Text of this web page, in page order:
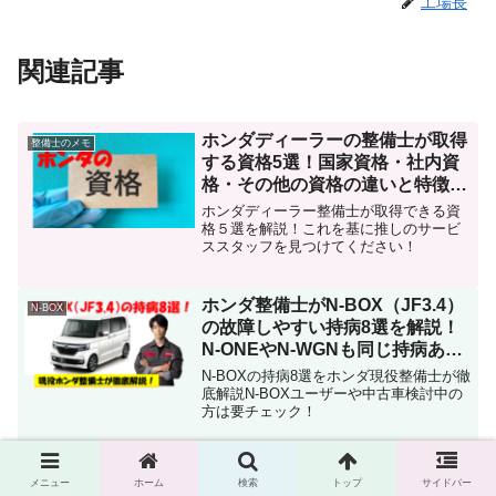
関連記事
整備士のメモ
ホンダディーラーの整備士が取得
する資格5選！国家資格・社内資
格・その他の資格の違いと特徴を
解説
ホンダディーラー整備士が取得できる資
格５選を解説！これを基に推しのサービ
ススタッフを見つけてください！
N-BOX
ホンダ整備士がN-BOX（JF3.4）
の故障しやすい持病8選を解説！
N-ONEやN-WGNも同じ持病あ
り！
N-BOXの持病8選をホンダ現役整備士が徹
底解説N-BOXユーザーや中古車検討中の
方は要チェック！
フリード 冬タイヤの選び方 完全
メニュー ホーム 検索 トップ サイドバー